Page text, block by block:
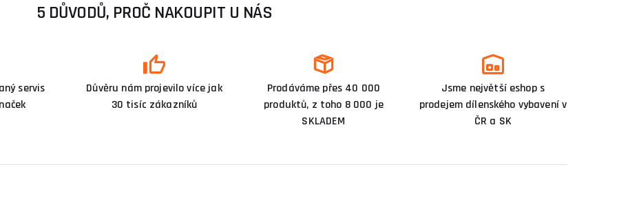
5 DŮVODŮ, PROČ NAKOUPIT U NÁS
servis
Důvěru nám projevilo více jak
30 tisíc zákazníků
Prodáváme přes 40 000
produktů, z toho 8 000 je
SKLADEM
Jsme největší eshop s
prodejem dílenského vybavení v
ČR a SK